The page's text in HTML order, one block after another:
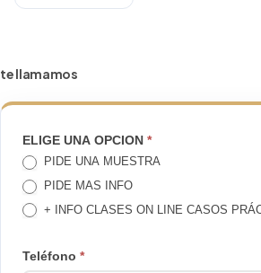
te llamamos
TE
LLAMAMOS
ELIGE UNA OPCION *
PIDE UNA MUESTRA
PIDE MAS INFO
+ INFO CLASES ON LINE CASOS
Teléfono *